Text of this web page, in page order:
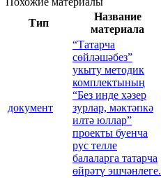
Тип
Название
материала
документ
“Татарча
сөйләшәбез”
укыту методик
комплектының
“Без инде хәзер
зурлар, мәктәпкә
илтә юллар”
проекты буенча
рус телле
балаларга татарча
өйрәтү эшчәнлеге.